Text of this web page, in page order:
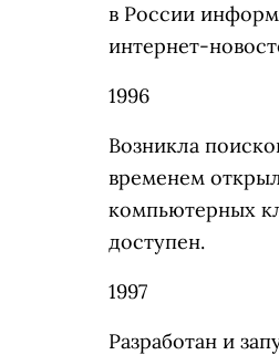
в России
интернет-
1996
Возникла
временем
компьютерных
доступен.
1997
Разработан и